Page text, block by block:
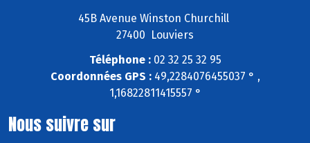
45B Avenue Winston Churchill
27400 Louviers
Téléphone :02 32 25 32 95
Coordonnées GPS :49,2284076455037 ° ,
1,16822811415557 °
Nous suivre sur